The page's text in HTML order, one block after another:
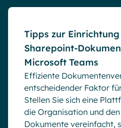
Tipps zur
Sharepoint-
Microsoft Teams
Effiziente
entscheidender Faktor
Stellen Sie sich eine
die Organisation und
Dokumente vereinfacht,